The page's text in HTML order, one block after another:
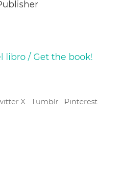
libro / Get the book!
X Tumblr Pinterest